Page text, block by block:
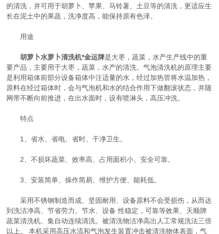
的清洗，并可用于胡萝卜、苹果、马铃薯、土豆等的清洗，更适应生
长在泥土中的果蔬，洗净度高，能保持原有色泽。
用途
胡萝卜水萝卜清洗机*金运牌是大枣，蔬菜，水产生产线中的重
要产品，主要用于大枣，蔬菜，水产的清洗。气泡清洗机的原理主要
是利用箱体前部分设备箱体中注适量的水，经过加热管将水温加热，
原料在经过箱体时，会与气泡机和水的结合作用下做翻滚状态，并随
网带不断向前推进，在出水面时，设有喷淋头，高压冲洗。
特点
1、省水、省电、省时、干净卫生。
2、不损坏蔬菜、效率高、占用面积小、安全可靠。
3、安装简单、操作简易、维护方便、能耗低。
采用不锈钢制造而成、坚固耐用、设备原料不会受损伤，从而达
到洗洁净高、节省劳力、节水、设备 性稳定，可靠等效果、天顺牌
蔬菜清洗机、集自动连续清洗。被清洗物洁净高出人工常规洗法三倍
以上。 本机采用高压水流和气泡发生装置冲击被清洗物体表面，气